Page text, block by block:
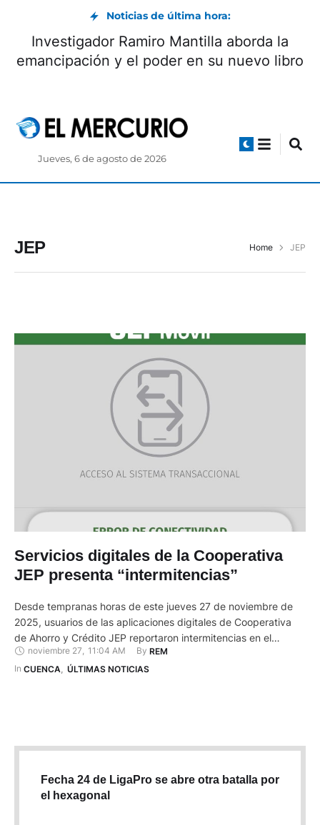
Noticias de última hora:
Investigador Ramiro Mantilla aborda la
emancipación y el poder en su nuevo libro
Jueves, 6 de agosto de 2026
JEP Home JEP
Servicios digitales de la Cooperativa
JEP presenta “intermitencias”
Desde tempranas horas de este jueves 27 de noviembre de
2025, usuarios de las aplicaciones digitales de Cooperativa
de Ahorro y Crédito JEP reportaron intermitencias en el
servicio. Tras una serie de denuncias, el gerente general de la
entidad financiera, Floresmilo Alvear, firmó un comunicado en
noviembre 27, 11:04 AM By REM
In CUENCA ÚLTIMAS NOTICIAS
Fecha 24 de LigaPro se abre otra batalla por
el hexagonal